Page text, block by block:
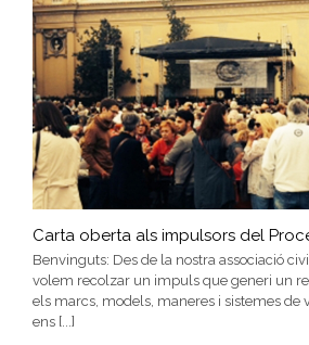
Carta oberta als impulsors del
Benvinguts: Des de la nostra associació
volem recolzar un impuls que generi un
els marcs, models, maneres i sistemes de
ens [...]